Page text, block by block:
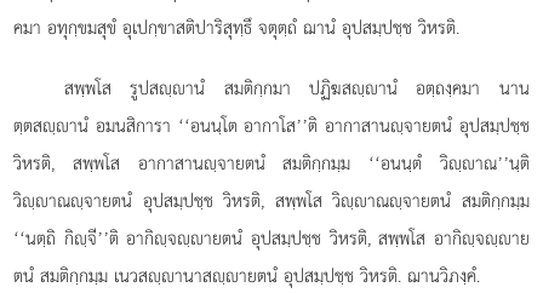
คมา อทุกฺขมสุขํ อุเปกฺขาสติปาริสุทฺธึ จตุตฺถํ ฌานํ อุปสมฺปชฺช วิหรติ.
สพฺพโสรูปสฺานํ สมติกฺกมา ปฏิฆสฺานํ อตฺถงฺคมา นาน
ตฺตสฺานํ อมนสิการา ‘‘อนนฺโต อากาโส’’ติ อากาสานฺจายตนํ อุปสมฺปชฺช
วิหรติ, สพฺพโส อากาสานฺจายตนํ สมติกฺกมฺม ‘‘อนนฺตํ วิฺาณ’’นฺติ
วิฺาณฺจายตนํ อุปสมฺปชฺช วิหรติ, สพฺพโส วิฺาณฺจายตนํ สมติกฺกมฺม
‘‘นตฺถิ กิฺจี’’ติ อากิฺจฺายตนํ อุปสมฺปชฺช วิหรติ, สพฺพโส อากิฺจฺาย
ตนํ สมติกฺกมฺม เนวสฺานาสฺายตนํ อุปสมฺปชฺช วิหรติ. ฌานวิภงฺคํ.